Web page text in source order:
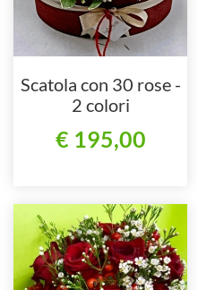
Scatola con 30 rose -
2 colori
€ 195,00